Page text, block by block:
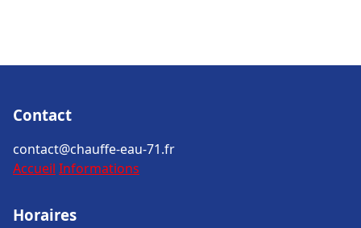
Contact
contact@chauffe-eau-71.fr
Accueil Informations
Horaires